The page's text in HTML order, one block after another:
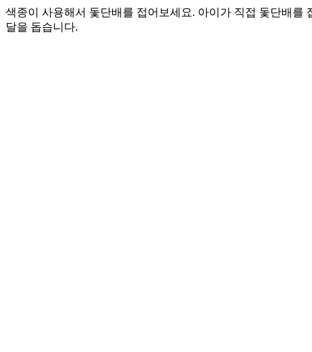
색종이 사용해서 돛단배를 접어보세요. 아이가 직접 돛단배
달을 돕습니다.